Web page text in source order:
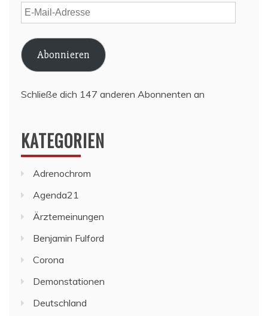
E-
Mail-
Adresse
Abonnieren
Schließe dich 147 anderen Abonnenten an
KATEGORIEN
Adrenochrom
Agenda21
Ärztemeinungen
Benjamin Fulford
Corona
Demonstationen
Deutschland